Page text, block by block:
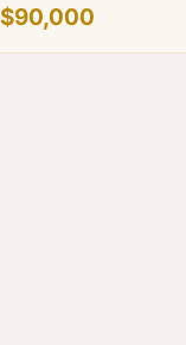
$90,000